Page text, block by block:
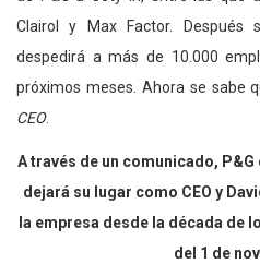
Clairol y Max Factor. Después
despedirá a más de 10.000
próximos meses. Ahora se sabe
CEO.
A través de un comunicado,
dejará su lugar como CEO y
la empresa desde la década de
del 1 de